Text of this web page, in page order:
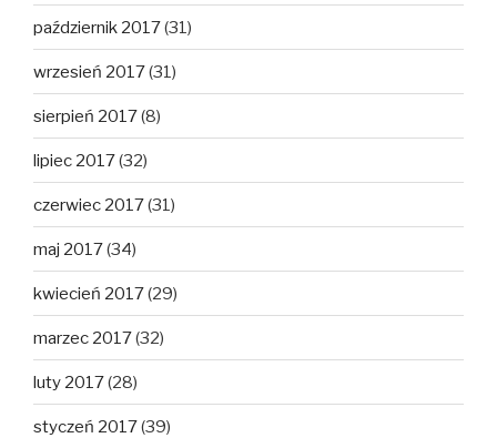
październik 2017(31)
wrzesień 2017(31)
sierpień 2017(8)
lipiec 2017(32)
czerwiec 2017(31)
maj 2017(34)
kwiecień 2017(29)
marzec 2017(32)
luty 2017(28)
styczeń 2017(39)